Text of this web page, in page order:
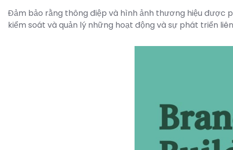
Đảm bảo rằng thông điệp và hình ảnh thương hiệu được
kiểm soát và quản lý những hoạt động và sự phát triển